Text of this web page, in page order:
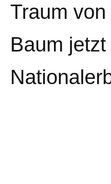
Traum
Baum jetzt